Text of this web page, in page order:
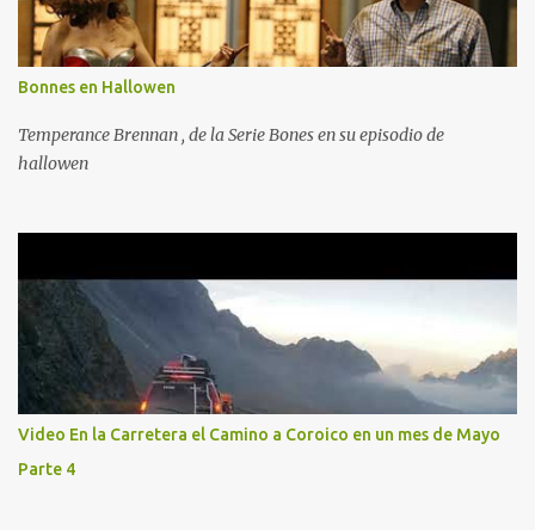
Bonnes en Hallowen
Temperance Brennan , de la Serie Bones en su episodio de
hallowen
Video En la Carretera el Camino a Coroico en un mes de Mayo
Parte 4